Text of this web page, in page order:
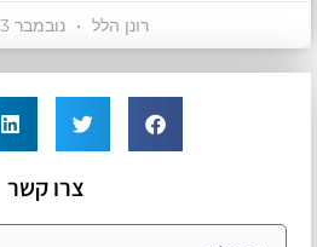
רונן הלל נובמבר 13, 2020
צרו קשר